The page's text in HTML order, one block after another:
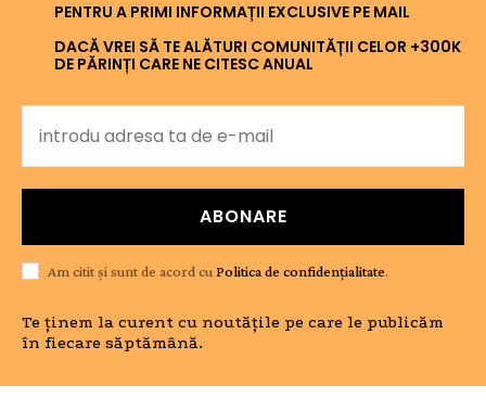
PENTRU A PRIMI INFORMAȚII EXCLUSIVE PE MAIL
DACĂ VREI SĂ TE ALĂTURI COMUNITĂȚII CELOR +300K
DE PĂRINȚI CARE NE CITESC ANUAL
ABONARE
Am citit și sunt de acord cu Politica de confidențialitate.
Te ținem la curent cu noutățile pe care le publicăm
în fiecare săptămână.